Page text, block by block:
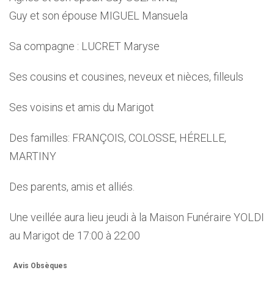
Guy et son épouse MIGUEL Mansuela
Sa compagne : LUCRET Maryse
Ses cousins et cousines, neveux et nièces, filleuls
Ses voisins et amis du Marigot
Des familles: FRANÇOIS, COLOSSE, HÉRELLE,
MARTINY
Des parents, amis et alliés.
Une veillée aura lieu jeudi à la Maison Funéraire YOLDI
au Marigot de 17:00 à 22:00
Avis Obsèques